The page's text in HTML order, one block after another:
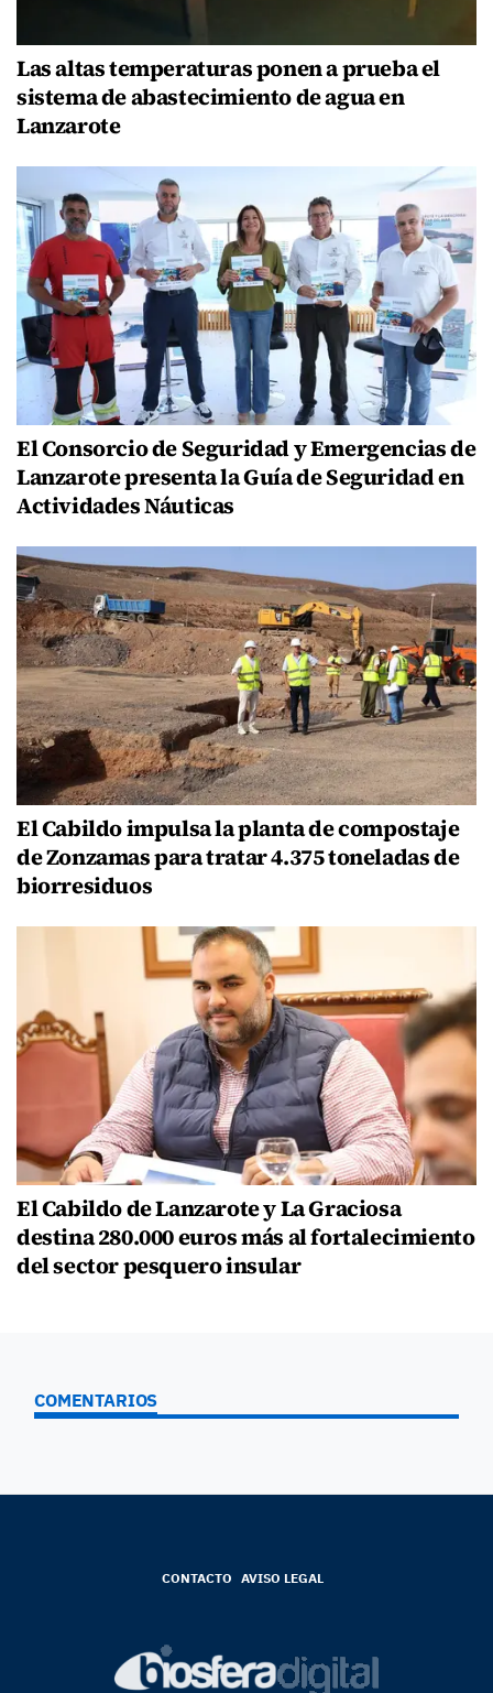
Las altas temperaturas ponen a prueba el
sistema de abastecimiento de agua en
Lanzarote
El Consorcio de Seguridad y Emergencias de
Lanzarote presenta la Guía de Seguridad en
Actividades Náuticas
El Cabildo impulsa la planta de compostaje
de Zonzamas para tratar 4.375 toneladas de
biorresiduos
El Cabildo de Lanzarote y La Graciosa
destina 280.000 euros más al fortalecimiento
del sector pesquero insular
COMENTARIOS
CONTACTO AVISO LEGAL